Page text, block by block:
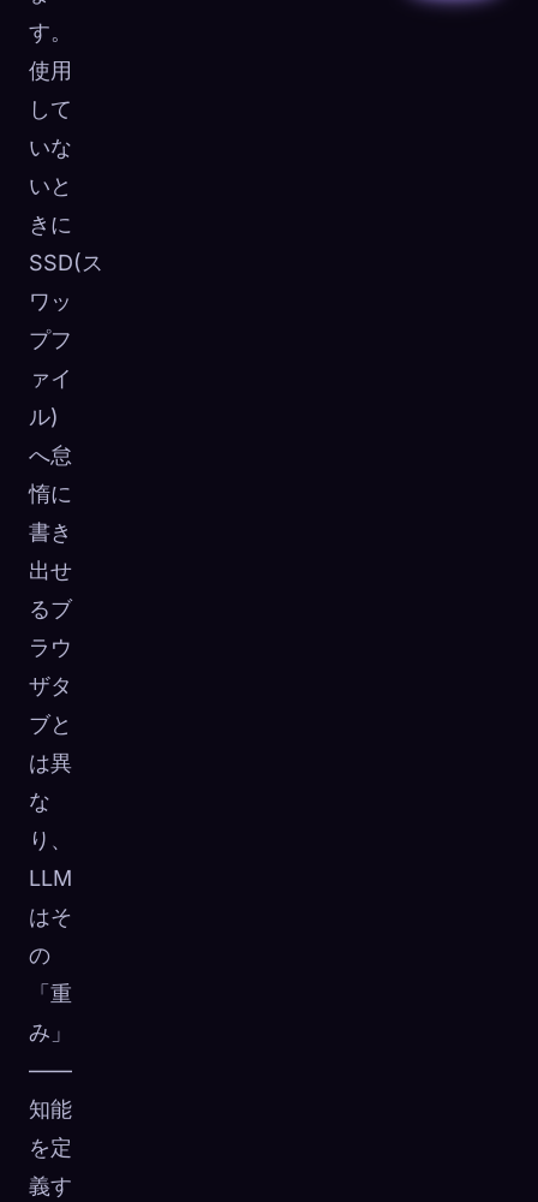
す。
使用
して
いな
いと
きに
SSD(ス
ワッ
プフ
ァイ
ル)
へ怠
惰に
書き
出せ
るブ
ラウ
ザタ
ブと
は異
な
り、
LLM
はそ
の
「重
み」
——
知能
を定
義す